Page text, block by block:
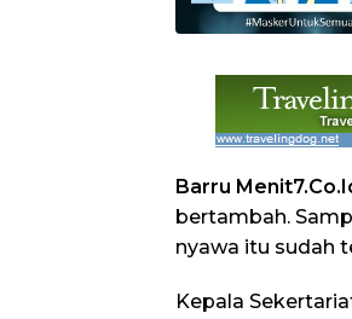
Barru
bertambah.
nyawa itu sudah
Kepala